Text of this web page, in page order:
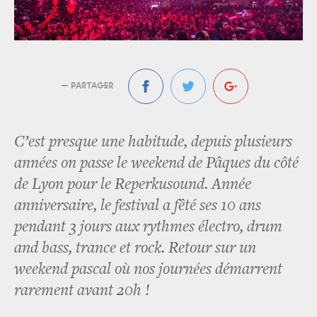
— PARTAGER
C’est presque une habitude, depuis plusieurs
années on passe le weekend de Pâques du côté
de Lyon pour le Reperkusound. Année
anniversaire, le festival a fêté ses 10 ans
pendant 3 jours aux rythmes électro, drum
and bass, trance et rock. Retour sur un
weekend pascal où nos journées démarrent
rarement avant 20h !